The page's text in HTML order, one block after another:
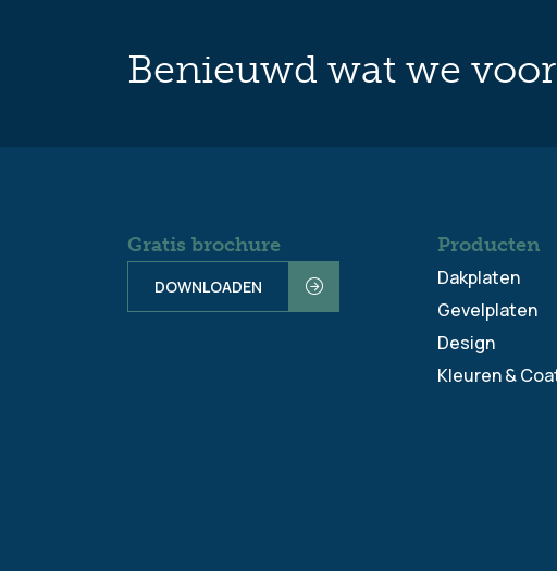
Benieuwd wat we
Gratis brochure
DOWNLOADEN
Producten
Dakplaten
Gevelplaten
Design
Kleuren &